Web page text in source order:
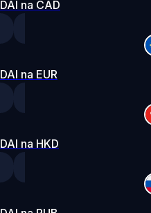
DAI na CAD
DAI na EUR
DAI na HKD